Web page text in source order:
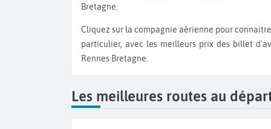
Bretagne.
Cliquez sur la compagnie aérienne pour connaitre le détail de ses destinations et de son programme de vols en
particulier, avec les meilleurs prix des billet
Rennes Bretagne.
Les meilleures routes au